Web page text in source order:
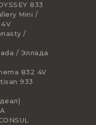
833
Mini /
/
/ Эллада
832 4V
933